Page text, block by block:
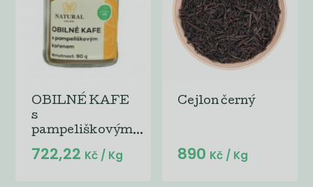
OBILNÉ KAFE
s
pampeliškovým...
722,22 Kč / Kg
Cejlon černý
890 Kč / Kg